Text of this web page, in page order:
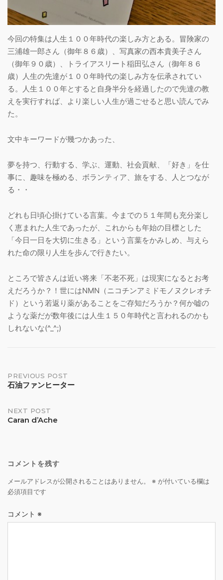
今回の特集は人生１００年時代の楽しみ方とある。冒険家の
三浦雄一郎さん（御年８６歳）、写真家の西本貴美子さん
（御年９０歳）、トライアスリート稲田弘さん（御年８６
歳）人生の先達が１００年時代の楽しみ方を伝承されてい
る。人生１００年とすると自身半分を経過したので先達の教
えを実行すれば、より楽しい人生が過ごせると思い読んでみ
た。
文中キーワードが幾つかあった、
夢を持つ、行動する、学ぶ、運動、社会貢献、「好き」を仕
事に、趣味を極める、ボランティア、旅をする、人とつなが
る・・
どれも日頃心掛けている言葉。今までの５１年間も充分楽し
く恵まれた人生であったが、これからも年始の目標とした
「今日一日を大切に生きる」という言葉をかみしめ、与えら
れた命の限り人生を歩んで行きたい。
ところで皆さんは近い将来「不老不死」は現実になるとお考
えだろうか？！世にはNMN（ニコチンアミドモノヌクレオチ
ド）という若返り薬があることをご存知だろうか？何か嘘の
ような薬だが数年後には人生１５０年時代と言われるのかも
しれないな(^_^;)
Post
PREVIOUS POST
石油ファンヒーター
NEXT POST
Caran d’Ache
コメントを残す
メールアドレスが公開されることはありません。 ※ が付いている欄は
必須項目です
コメント ※